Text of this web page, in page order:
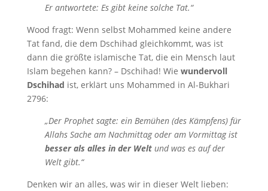
Er antwortete: Es gibt keine solche Tat.“
Wood fragt: Wenn selbst Mohammed keine andere
Tat fand, die dem Dschihad gleichkommt, was ist
dann die größte islamische Tat, die ein Mensch laut
Islam begehen kann? – Dschihad! Wie wundervoll
Dschihad ist, erklärt uns Mohammed in Al-Bukhari
2796:
„Der Prophet sagte: ein Bemühen (des Kämpfens) für
Allahs Sache am Nachmittag oder am Vormittag ist
besser als alles in der Weltund was es auf der
Welt gibt.“
Denken wir an alles, was wir in dieser Welt lieben: